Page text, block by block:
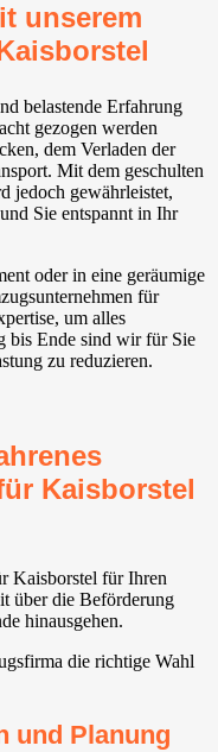
unserem
belastende Erfahrung
gezogen werden
dem Verladen der
Mit dem geschulten
jedoch gewährleistet,
Sie entspannt in Ihr
oder in eine geräumige
für
um alles
bis Ende sind wir für Sie
zu reduzieren.
Kaisborstel
Kaisborstel für Ihren
über die Beförderung
hinausgehen.
die richtige Wahl
und Planung